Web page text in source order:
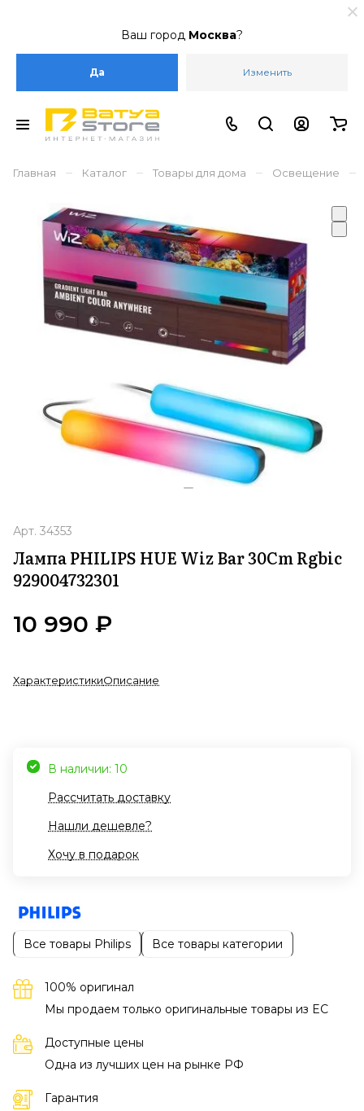
Ваш город Москва?
Да Изменить
Главная – Каталог – Товары для дома – Освещение –
Арт. 34353
Лампа PHILIPS HUE Wiz Bar 30Cm Rgbic
929004732301
10 990 ₽
ХарактеристикиОписание
В наличии: 10
Рассчитать доставку
Нашли дешевле?
Хочу в подарок
Все товары Philips Все товары категории
100% оригинал
Мы продаем только оригинальные товары из EC
Доступные цены
Одна из лучших цен на рынке РФ
Гарантия